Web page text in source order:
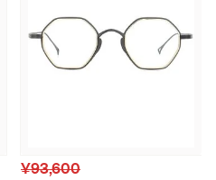
¥93,600